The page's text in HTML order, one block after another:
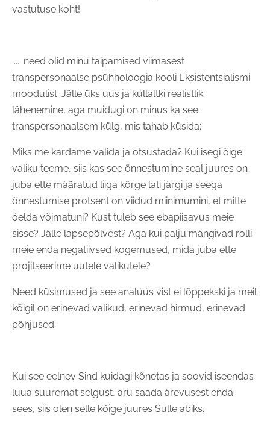
vastutuse koht!
..... need olid minu taipamised viimasest
transpersonaalse psühholoogia kooli Eksistentsialismi
moodulist. Jälle üks uus ja küllaltki realistlik
lähenemine, aga muidugi on minus ka see
transpersonaalsem külg, mis tahab küsida:
Miks me kardame valida ja otsustada? Kui isegi õige
valiku teeme, siis kas see õnnestumine seal juures on
juba ette määratud liiga kõrge lati järgi ja seega
õnnestumise protsent on viidud miinimumini, et mitte
öelda võimatuni? Kust tuleb see ebapiisavus meie
sisse? Jälle lapsepõlvest? Aga kui palju mängivad rolli
meie enda negatiivsed kogemused, mida juba ette
projitseerime uutele valikutele?
Need küsimused ja see analüüs vist ei lõppekski ja meil
kõigil on erinevad valikud, erinevad hirmud, erinevad
põhjused.
Kui see eelnev Sind kuidagi kõnetas ja soovid iseendas
luua suuremat selgust, aru saada ärevusest enda
sees, siis olen selle kõige juures Sulle abiks.